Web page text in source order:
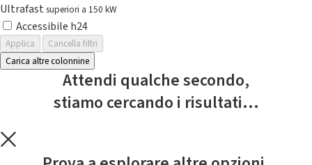
Ultrafast superiori a 150 kW
Accessibile h24
Applica
Cancella filtri
Carica altre colonnine
Attendi qualche secondo,
stiamo cercando i risultati...